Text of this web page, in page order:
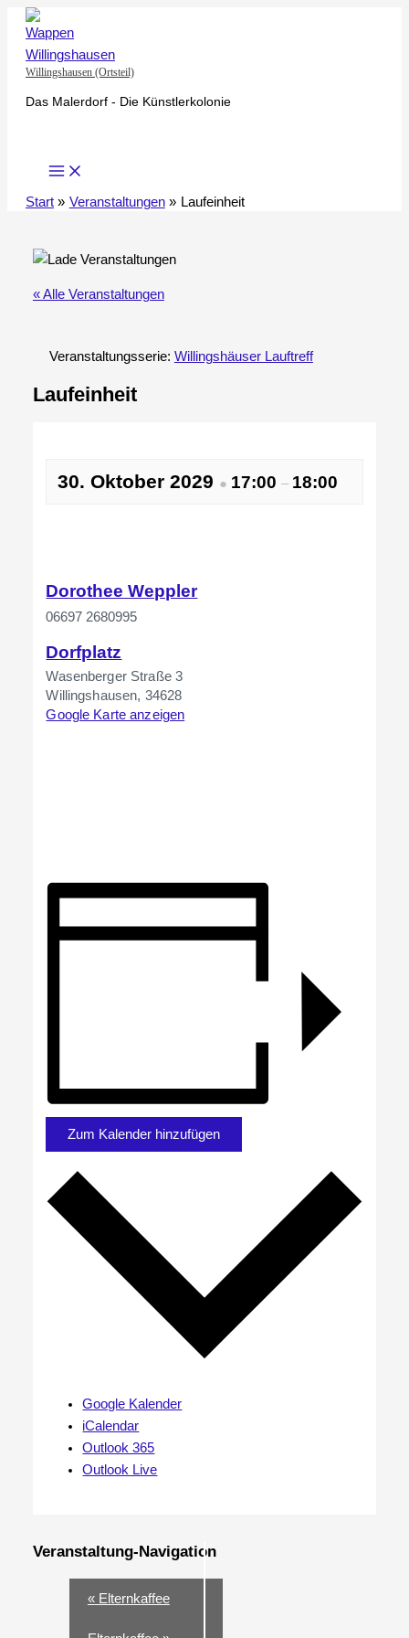
Zum
Inhalt
springen
Willingshausen (Ortsteil)
Das Malerdorf - Die Künstlerkolonie
Start Veranstaltungen Laufeinheit
« Alle Veranstaltungen
Veranstaltungsserie: Willingshäuser Lauftreff
Laufeinheit
30. Oktober 2029 ● 17:00– 18:00
Dorothee Weppler
06697 2680995
Dorfplatz
Wasenberger Straße 3
Willingshausen, 34628
Google Karte anzeigen
Zum Kalender hinzufügen
Google Kalender
iCalendar
Outlook 365
Outlook Live
Veranstaltung-Navigation
«Elternkaffee